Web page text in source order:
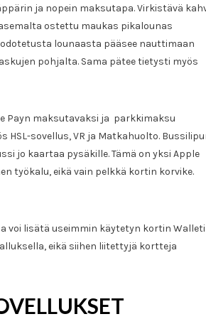
ja nopein maksutapa. Virkistävä
ostettu maukas pikalounas
lounaasta pääsee nauttimaan
pohjalta. Sama pätee tietysti myös
Payn maksutavaksi ja parkkimaksu
sovellus, VR ja Matkahuolto.
jo kaartaa pysäkille. Tämä on yksi Apple
työkalu, eikä vain pelkkä kortin korvike.
voi lisätä useimmin käytetyn kortin
eikä siihen liitettyjä kortteja